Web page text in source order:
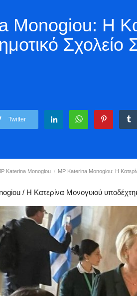
Monogiou: Η
Σχολείο
Twitter
Katerina Monogiou MP Katerina Monogiou: Η
/ Η Κατερίνα Μονογυιού